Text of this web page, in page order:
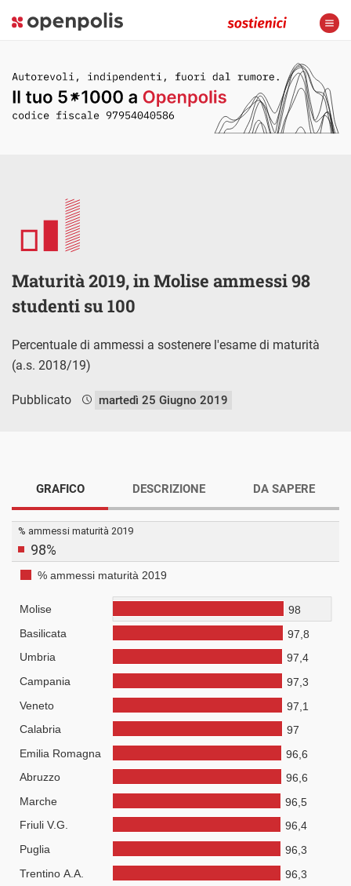
Maturità 2019, in Molise ammessi 98
studenti su 100
Percentuale di ammessi a sostenere l'esame di maturità
(a.s. 2018/19)
Pubblicato martedì 25 Giugno 2019
GRAFICO DESCRIZIONE DA SAPERE